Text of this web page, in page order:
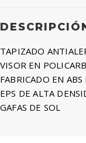
TAPIZADO
VISOR EN
FABRICADO EN
EPS DE ALTA
GAFAS DE SOL